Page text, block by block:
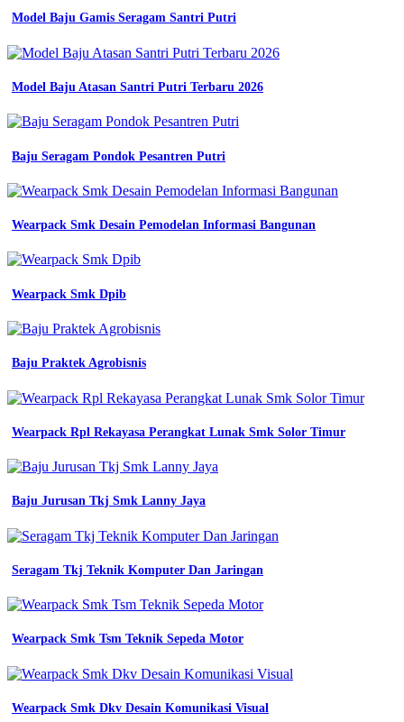
wearpack
tkr
desain
seragam
baju
jurusan
terbaru
wearpack
di
kalimantan
nusantara
smk
praktek
seragam
jurusan
smk
promo
wearpack
baju
seragam
smk
wearpack
Bikin
Seragam
Kerja
Entertainment
tkr
seragam
jurusan
Model Baju Gamis Seragam Santri Putri
Model Baju Atasan Santri Putri Terbaru 2026
Baju Seragam Pondok Pesantren Putri
Wearpack Smk Desain Pemodelan Informasi Bangunan
Wearpack Smk Dpib
Baju Praktek Agrobisnis
Wearpack Rpl Rekayasa Perangkat Lunak Smk Solor Timur
Baju Jurusan Tkj Smk Lanny Jaya
Seragam Tkj Teknik Komputer Dan Jaringan
Wearpack Smk Tsm Teknik Sepeda Motor
Wearpack Smk Dkv Desain Komunikasi Visual